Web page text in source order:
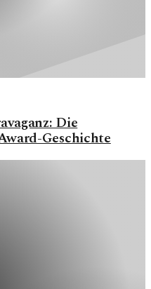
Die
Geschichte